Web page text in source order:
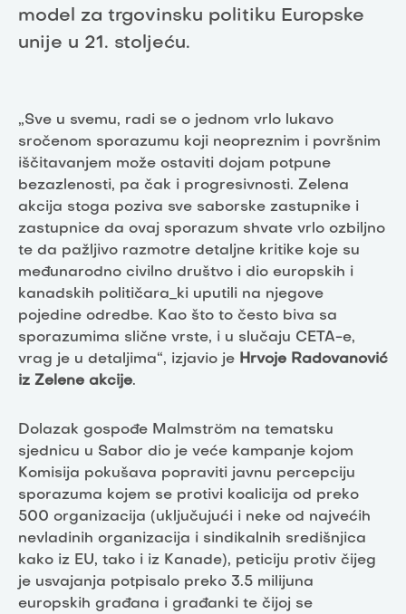
model za trgovinsku politiku Europske
unije u 21. stoljeću.
„Sve u svemu, radi se o jednom vrlo lukavo
sročenom sporazumu koji neopreznim i površnim
iščitavanjem može ostaviti dojam potpune
bezazlenosti, pa čak i progresivnosti. Zelena
akcija stoga poziva sve saborske zastupnike i
zastupnice da ovaj sporazum shvate vrlo ozbiljno
te da pažljivo razmotre detaljne kritike koje su
međunarodno civilno društvo i dio europskih i
kanadskih političara_ki uputili na njegove
pojedine odredbe. Kao što to često biva sa
sporazumima slične vrste, i u slučaju CETA-e,
vrag je u detaljima“, izjavio je Hrvoje Radovanović
iz Zelene akcije.
Dolazak gospođe Malmström na tematsku
sjednicu u Sabor dio je veće kampanje kojom
Komisija pokušava popraviti javnu percepciju
sporazuma kojem se protivi koalicija od preko
500 organizacija (uključujući i neke od najvećih
nevladinih organizacija i sindikalnih središnjica
kako iz EU, tako i iz Kanade), peticiju protiv čijeg
je usvajanja potpisalo preko 3.5 milijuna
europskih građana i građanki te čijoj se